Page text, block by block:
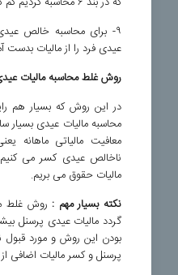
۹- برای محاسبه خالص
عیدی فرد را از مالیات بدست
روش غلط محاسبه مالیات
در این روش که بسیار هم
محاسبه مالیات عیدی بسیار
ناخالص عیدی کسر می
مالیات حقوق می بریم.
نکته بسیار مهم : روش غلط
گردد مالیات عیدی پرسنل
بودن این روش و مورد قبول
پرسنل و کسر مالیات اضافی